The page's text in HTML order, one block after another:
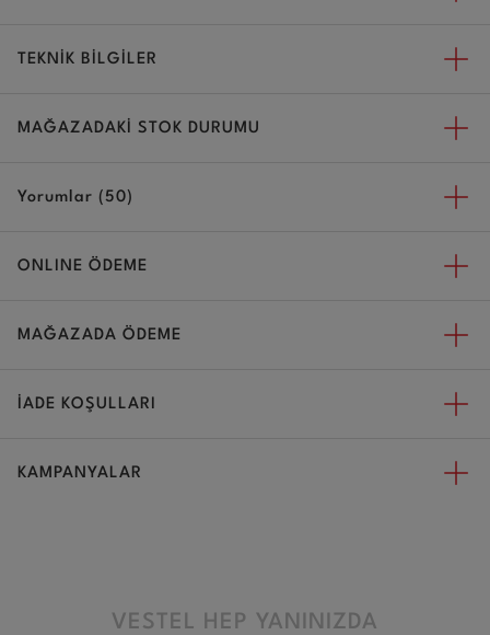
TEKNİK BİLGİLER
MAĞAZADAKİ STOK DURUMU
Yorumlar (50)
ONLINE ÖDEME
MAĞAZADA ÖDEME
İADE KOŞULLARI
KAMPANYALAR
VESTEL HEP YANINIZDA